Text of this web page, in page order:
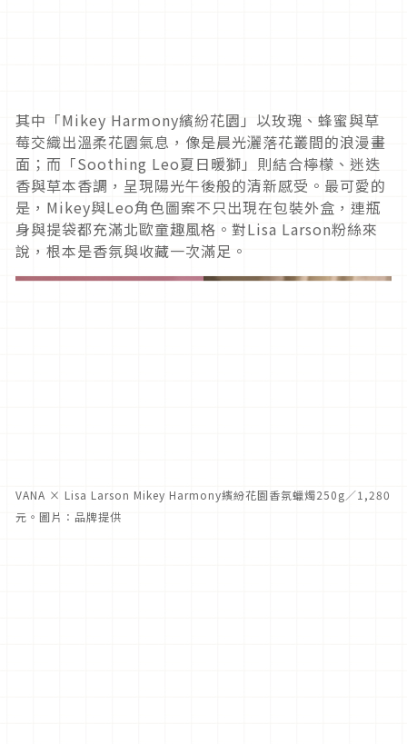
其中「Mikey Harmony繽紛花園」以玫瑰、蜂蜜與草
莓交織出溫柔花園氣息，像是晨光灑落花叢間的浪漫畫
面；而「Soothing Leo夏日暖獅」則結合檸檬、迷迭
香與草本香調，呈現陽光午後般的清新感受。最可愛的
是，Mikey與Leo角色圖案不只出現在包裝外盒，連瓶
身與提袋都充滿北歐童趣風格。對Lisa Larson粉絲來
說，根本是香氛與收藏一次滿足。
VANA × Lisa Larson Mikey Harmony繽紛花園香氛蠟燭250g／1,280
元。圖片：品牌提供